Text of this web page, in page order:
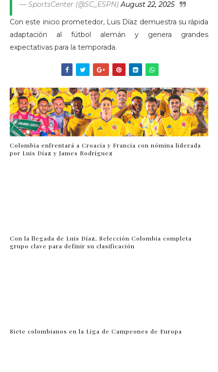
— SportsCenter (@SC_ESPN)August 22, 2025
Con este inicio prometedor, Luis Díaz demuestra su rápida
adaptación al fútbol alemán y genera grandes
expectativas para la temporada.
Colombia enfrentará a Croacia y Francia con nómina liderada
por Luis Díaz y James Rodríguez
Con la llegada de Luis Díaz, Selección Colombia completa
grupo clave para definir su clasificación
Siete colombianos en la Liga de Campeones de Europa